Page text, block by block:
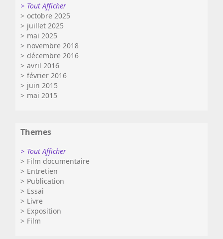
Tout Afficher
octobre 2025
juillet 2025
mai 2025
novembre 2018
décembre 2016
avril 2016
février 2016
juin 2015
mai 2015
Themes
Tout Afficher
Film documentaire
Entretien
Publication
Essai
Livre
Exposition
Film